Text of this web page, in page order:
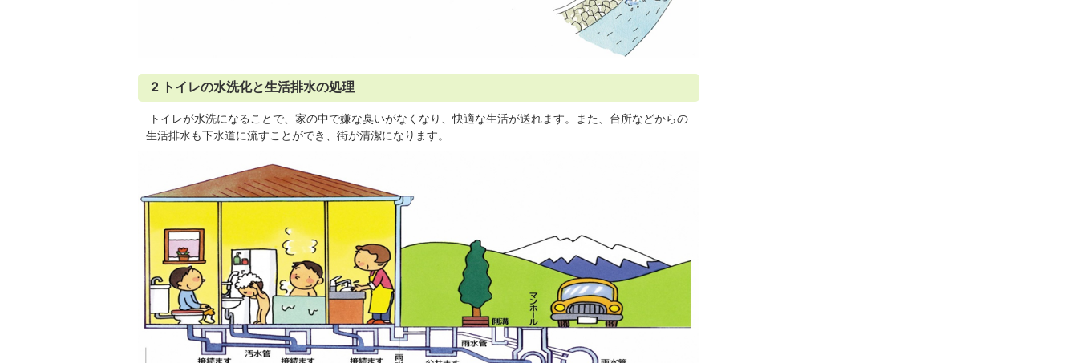
2 トイレの水洗化と生活排水の処理
トイレが水洗になることで、家の中で嫌な臭いがなくなり、快適な生活が送れます。また、台所などからの
生活排水も下水道に流すことができ、街が清潔になります。